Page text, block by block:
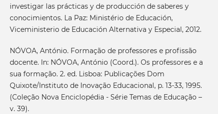
investigar las prácticas y de producción de saberes y
conocimientos. La Paz: Ministério de Educación,
Viceministerio de Educación Alternativa y Especial, 2012.
NÓVOA, António. Formação de professores e profissão
docente. In: NÓVOA, António (Coord.). Os professores e a
sua formação. 2. ed. Lisboa: Publicações Dom
Quixote/Instituto de Inovação Educacional, p. 13-33, 1995.
(Coleção Nova Enciclopédia - Série Temas de Educação –
v. 39).